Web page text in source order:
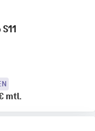
mtl.